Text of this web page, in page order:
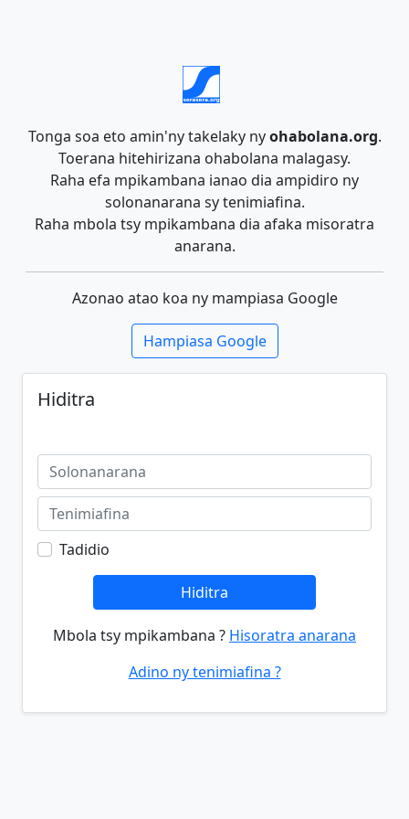
Tonga soa eto amin'ny takelaky nyohabolana.org.
Toerana hitehirizana ohabolana malagasy.
Raha efa mpikambana ianao dia ampidiro ny
solonanarana sy tenimiafina.
Raha mbola tsy mpikambana dia afaka misoratra
anarana.
Azonao atao koa ny mampiasa Google
Hampiasa Google
Hiditra
Tadidio
Hiditra
Mbola tsy mpikambana ? Hisoratra anarana
Adino ny tenimiafina ?